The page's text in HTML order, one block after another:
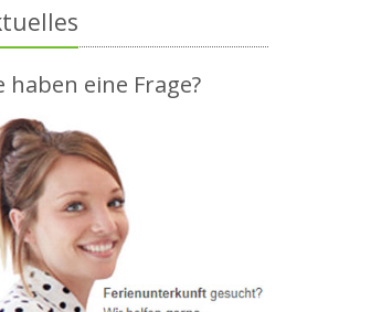
haben eine Frage?